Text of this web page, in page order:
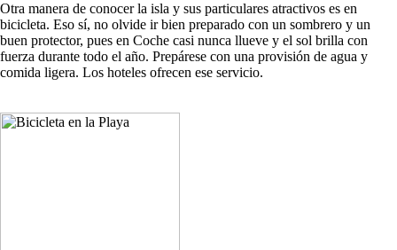
Otra manera de conocer la isla y sus particulares atractivos es en
bicicleta. Eso sí, no olvide ir bien preparado con un sombrero y un
buen protector, pues en Coche casi nunca llueve y el sol brilla con
fuerza durante todo el año. Prepárese con una provisión de agua y
comida ligera. Los hoteles ofrecen ese servicio.